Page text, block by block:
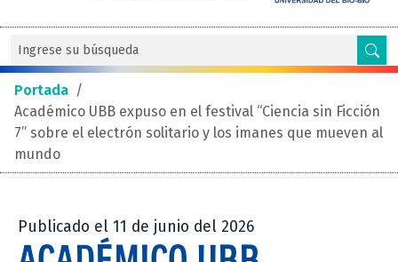
Portada /
Académico UBB expuso en el festival “Ciencia sin Ficción
7” sobre el electrón solitario y los imanes que mueven al
mundo
Publicado el 11 de junio del 2026